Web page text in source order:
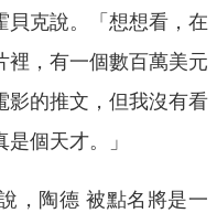
貝克說。「想想看，在
裡，有一個數百萬美元
影的推文，但我沒有看
個天才。」
，陶德 被點名將是一